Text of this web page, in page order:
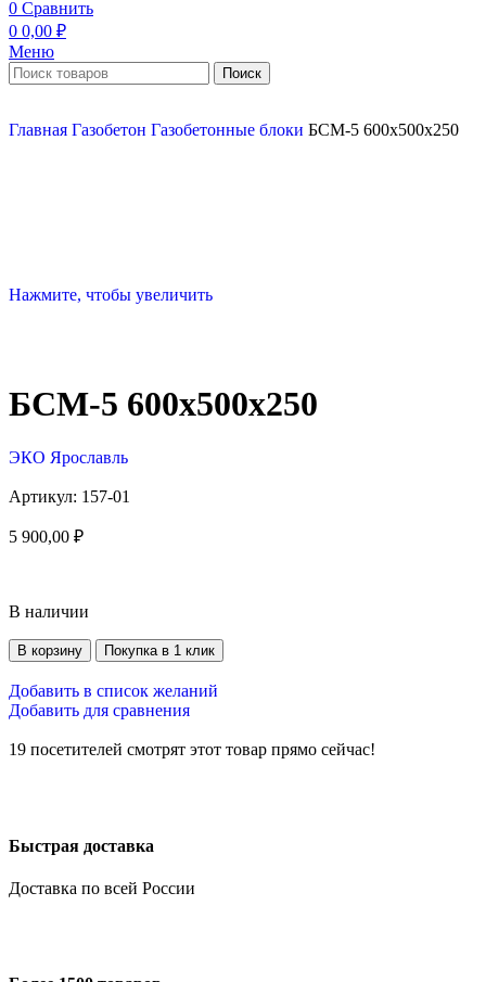
0 Сравнить
0 0,00 ₽
Меню
Поиск
Главная Газобетон Газобетонные блоки БСМ-5 600х500х250
Нажмите, чтобы увеличить
БСМ-5 600х500х250
ЭКО Ярославль
Артикул: 157-01
5 900,00 ₽
В наличии
В корзину Покупка в 1 клик
Добавить в список желаний
Добавить для сравнения
19 посетителей смотрят этот товар прямо сейчас!
Быстрая доставка
Доставка по всей России